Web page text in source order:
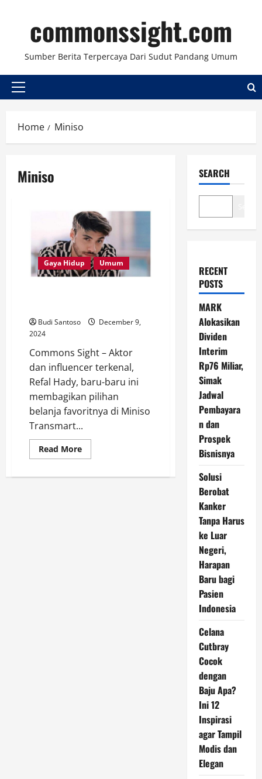
contentcommonssight.com
Sumber Berita Terpercaya Dari Sudut Pandang Umum
Primary
Home Miniso
Miniso
Gaya Hidup Umum
Budi Santoso
December 9,
2024
Commons Sight – Aktor
dan influencer terkenal,
Refal Hady, baru-baru ini
membagikan pilihan
belanja favoritnya di Miniso
Transmart...
Read MoreRead
more
Hady
SEARCH
RECENT
POSTS
MARK
Alokasikan
Dividen
Interim
Rp76 Miliar,
Simak
Jadwal
Pembayara
n dan
Prospek
Bisnisnya
Solusi
Berobat
Kanker
Tanpa Harus
ke Luar
Negeri,
Harapan
Baru bagi
Pasien
Indonesia
Celana
Cutbray
Cocok
dengan
Baju Apa?
Ini 12
Inspirasi
agar Tampil
Modis dan
Elegan